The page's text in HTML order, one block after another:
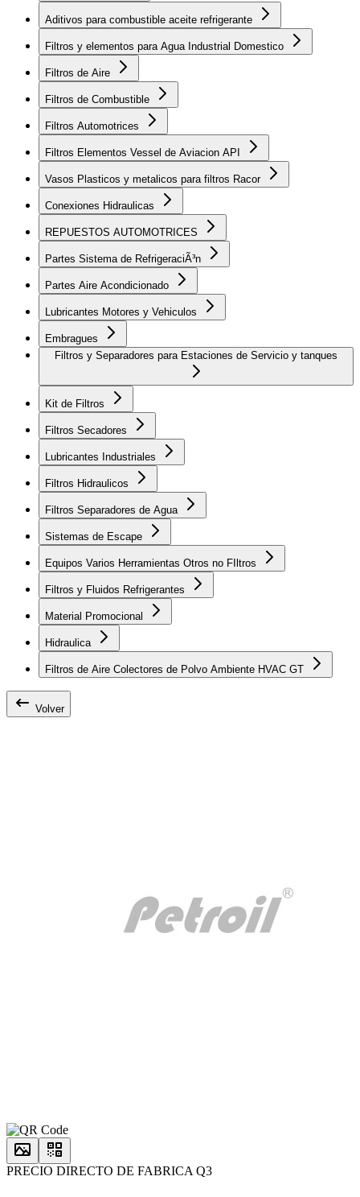
Aditivos para combustible aceite refrigerante
Filtros y elementos para Agua Industrial Domestico
Filtros de Aire
Filtros de Combustible
Filtros Automotrices
Filtros Elementos Vessel de Aviacion API
Vasos Plasticos y metalicos para filtros Racor
Conexiones Hidraulicas
REPUESTOS AUTOMOTRICES
Partes Sistema de RefrigeraciÃ³n
Partes Aire Acondicionado
Lubricantes Motores y Vehiculos
Embragues
Kit de Filtros
Filtros Secadores
Lubricantes Industriales
Filtros Hidraulicos
Filtros Separadores de Agua
Sistemas de Escape
Equipos Varios Herramientas Otros no FIltros
Filtros y Fluidos Refrigerantes
Material Promocional
Hidraulica
Filtros de Aire Colectores de Polvo Ambiente HVAC GT
Volver
PRECIO DIRECTO DE FABRICA Q3